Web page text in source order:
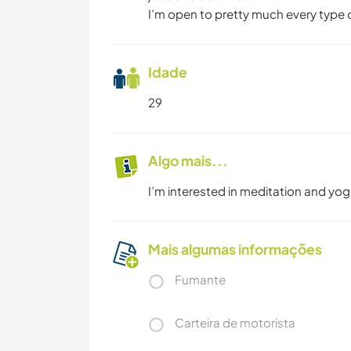
I’m open to pretty much every type
Idade
29
Algo mais...
I’m interested in meditation and
Mais algumas informações
Fumante
Carteira de motorista